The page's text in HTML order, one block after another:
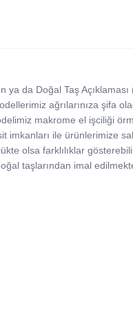
ya da Doğal Taş
ağrılarınıza şifa
makrome el işciliği
imkanları ile ürünlerimize
olsa farklılıklar
taşlarından imal